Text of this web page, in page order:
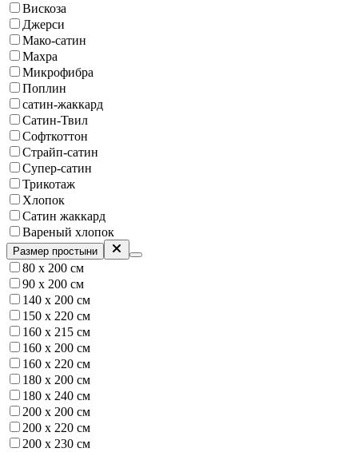
Вискоза
Джерси
Мако-сатин
Махра
Микрофибра
Поплин
сатин-жаккард
Сатин-Твил
Софткоттон
Страйп-сатин
Супер-сатин
Трикотаж
Хлопок
Сатин жаккард
Вареный хлопок
Размер простыни
80 х 200 см
90 х 200 см
140 х 200 см
150 x 220 см
160 х 215 см
160 х 200 см
160 х 220 см
180 х 200 см
180 х 240 см
200 х 200 см
200 х 220 см
200 х 230 см